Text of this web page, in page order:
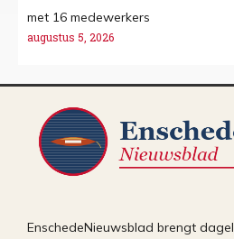
met 16 medewerkers
augustus 5, 2026
EnschedeNieuwsblad brengt